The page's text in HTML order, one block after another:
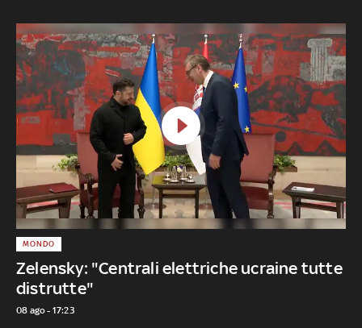
Zelensky: "Centrali elettriche ucraine tutte
distrutte"
MONDO
08 ago - 17:23